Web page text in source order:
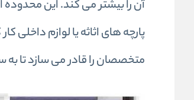
آن را بیشتر می کند. این محدوده
پارچه های اثاثه یا لوازم داخلی
متخصصان را قادر می سازد تا به